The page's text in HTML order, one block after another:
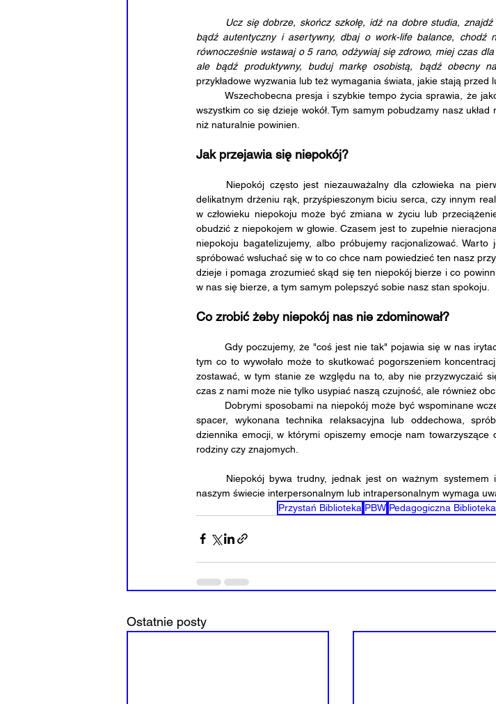
bądź autentyczny i asertywny, dbaj o work-life balance,
równocześnie wstawaj o 5 rano, odżywiaj się zdrowo, miej czas
ale bądź produktywny, buduj markę osobistą, bądź obecny
przykładowe wyzwania lub też wymagania świata, jakie stają przed
	Wszechobecna presja i szybkie tempo życia sprawia, że jako ludzie odczuwamy potrzebę, aby "nadążać" za
wszystkim co się dzieje wokół. Tym samym pobudzamy nasz
niż naturalnie powinien.
Jak przejawia się niepokój?
delikatnym drżeniu rąk, przyśpieszonym biciu serca, czy innym
w człowieku niepokoju może być zmiana w życiu lub
obudzić z niepokojem w głowie. Czasem jest to zupełnie
niepokoju bagatelizujemy, albo próbujemy racjonalizować.
spróbować wsłuchać się w to co chce nam powiedzieć ten nasz
dzieje i pomaga zrozumieć skąd się ten niepokój bierze i co
w nas się bierze, a tym samym polepszyć sobie nasz stan spokoju.
Co zrobić żeby niepokój nas nie zdominował?
tym co to wywołało może to skutkować pogorszeniem
zostawać, w tym stanie ze względu na to, aby nie przyzwyczaić
czas z nami może nie tylko usypiać naszą czujność, ale również
spacer, wykonana technika relaksacyjna lub oddechowa,
dziennika emocji, w którymi opiszemy emocje nam
rodziny czy znajomych.
naszym świecie interpersonalnym lub intrapersonalnym wymaga
Przystań Biblioteka PBW Pedagogiczna
Ostatnie posty